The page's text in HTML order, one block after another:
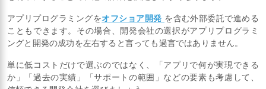
アプリプログラミングをオフショア開発 を含む外部委託で進める
こともできます。その場合、開発会社の選択がアプリプログラミ
ングと開発の成功を左右すると言っても過言ではありません。
単に低コストだけで選ぶのではなく、「アプリで何が実現できる
か」「過去の実績」「サポートの範囲」などの要素も考慮して、